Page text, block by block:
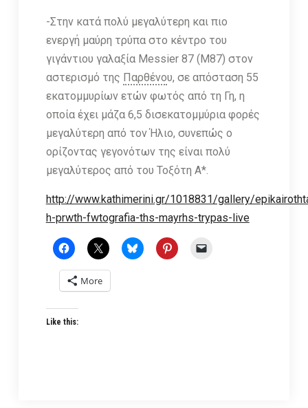
-Στην κατά πολύ μεγαλύτερη και πιο
ενεργή μαύρη τρύπα στο κέντρο του
γιγάντιου γαλαξία Μessier 87 (Μ87) στον
αστερισμό της Παρθένου, σε απόσταση 55
εκατομμυρίων ετών φωτός από τη Γη, η
οποία έχει μάζα 6,5 δισεκατομμύρια φορές
μεγαλύτερη από τον Ήλιο, συνεπώς ο
ορίζοντας γεγονότων της είναι πολύ
μεγαλύτερος από του Τοξότη Α*.
http://www.kathimerini.gr/1018831/gallery/
h-prwth-fwtografia-ths-mayrhs-trypas-live
More
Like this: